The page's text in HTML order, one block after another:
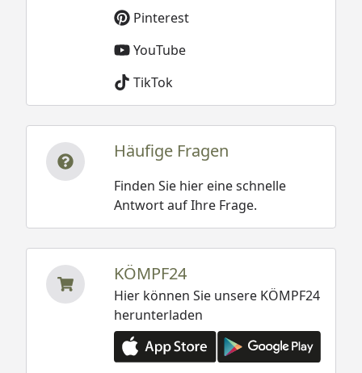
Pinterest
YouTube
TikTok
Häufige Fragen
Finden Sie hier eine schnelle
Antwort auf Ihre Frage.
KÖMPF24
Hier können Sie unsere KÖMPF24
herunterladen